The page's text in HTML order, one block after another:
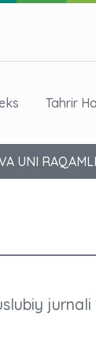
Tahrir
UNI
jurnali